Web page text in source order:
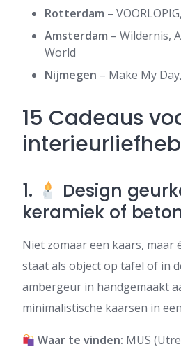
Rotterdam –
Amsterdam – Wildernis,
World
Nijmegen – Make My
15 Cadeaus
1.
Design
keramiek of
Niet zomaar een kaars, maar
staat als object op tafel of in
ambergeur in handgemaakt
minimalistische kaarsen in
Waar te vinden: MUS